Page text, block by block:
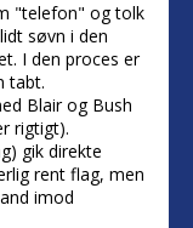
"telefon" og tolk
søvn i den
I den proces er
tabt.
Blair og Bush
rigtigt).
gik direkte
rent flag, men
imod